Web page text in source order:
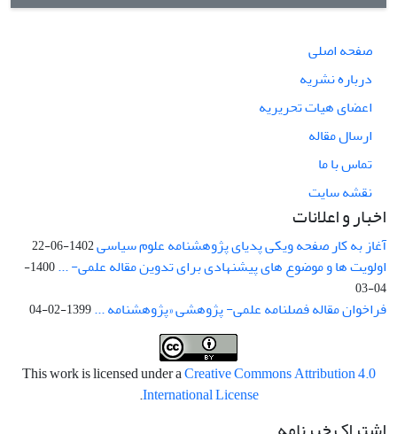
صفحه اصلی
درباره نشریه
اعضای هیات تحریریه
ارسال مقاله
تماس با ما
نقشه سایت
اخبار و اعلانات
آغاز به کار صفحه ویکی پدیای پژوهشنامه علوم سیاسی1402-06-22
اولویت ها و موضوع های پیشنهادی برای تدوین مقاله علمی- ...
1400-
04-03
فراخوان مقاله فصلنامه علمی- پژوهشی «پژوهشنامه ...1399-02-04
This work is licensed under aCreative Commons Attribution 4.0
International License
.